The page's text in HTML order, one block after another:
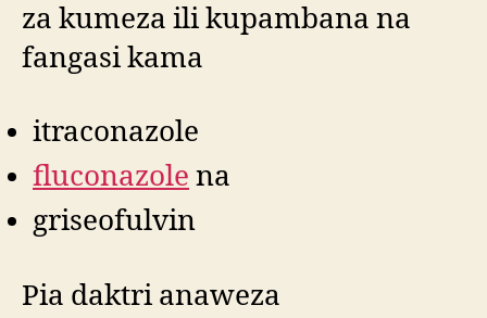
za kumeza ili kupambana na
fangasi kama
itraconazole
fluconazole na
griseofulvin
Pia daktri anaweza